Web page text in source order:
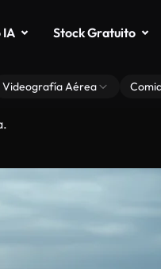
IA Stock Gratuito
Videografía Aérea